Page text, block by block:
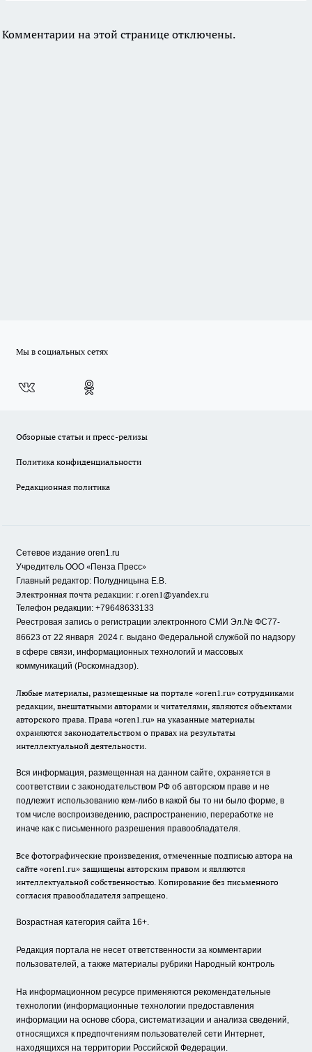
Комментарии на этой странице отключены.
Мы в социальных сетях
Обзорные статьи и пресс-релизы
Политика конфиденциальности
Редакционная политика
Сетевое издание oren1.ru
Учредитель ООО «Пенза Пресс»
Главный редактор: Полудницына Е.В.
Электронная почта редакции: r.oren1@yandex.ru
Телефон редакции: +79648633133
Реестровая запись о регистрации электронного СМИ Эл.№ ФС77-
86623 от 22 января 2024 г. выдано Федеральной службой по надзору
в сфере связи, информационных технологий и массовых
коммуникаций (Роскомнадзор).
Любые материалы, размещенные на портале «oren1.ru» сотрудниками
редакции, внештатными авторами и читателями, являются объектами
авторского права. Права «oren1.ru» на указанные материалы
охраняются законодательством о правах на результаты
интеллектуальной деятельности.
Вся информация, размещенная на данном сайте, охраняется в
соответствии с законодательством РФ об авторском праве и не
подлежит использованию кем-либо в какой бы то ни было форме, в
том числе воспроизведению, распространению, переработке не
иначе как с письменного разрешения правообладателя.
Все фотографические произведения, отмеченные подписью автора на
сайте «oren1.ru» защищены авторским правом и являются
интеллектуальной собственностью. Копирование без письменного
согласия правообладателя запрещено.
Возрастная категория сайта 16+.
Редакция портала не несет ответственности за комментарии
пользователей, а также материалы рубрики Народный контроль
На информационном ресурсе применяются рекомендательные
технологии (информационные технологии предоставления
информации на основе сбора, систематизации и анализа сведений,
относящихся к предпочтениям пользователей сети Интернет,
находящихся на территории Российской Федерации.